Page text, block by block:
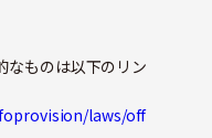
なものは以下のリン
laws/off